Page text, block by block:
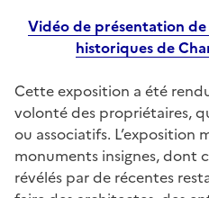
Vidéo de présentation
historiques de
Cette exposition a été
volonté des propriétaires,
ou associatifs. L’exposition
monuments insignes, dont
révélés par de récentes